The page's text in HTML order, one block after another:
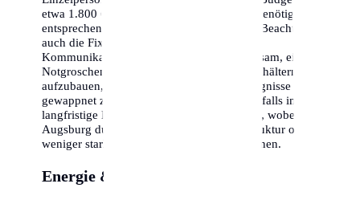
etwa 1.800 € bis 2.500 € planen. Familien benötigen
entsprechend mehr (ca. 3.500 € - 5.000 €). Beachte
auch die Fixkosten für Versicherungen und
Kommunikation (Internet/Handy). Es ist ratsam, einen
Notgroschen von mindestens drei Monatsgehältern
aufzubauen, um für unvorhergesehene Ereignisse
gewappnet zu sein. Die Inflation sollte ebenfalls in die
langfristige Kalkulation einbezogen werden, wobei
Augsburg durch seine stabile Wirtschaftsstruktur oft
weniger stark betroffen ist als andere Regionen.
Energie & Nebenkosten